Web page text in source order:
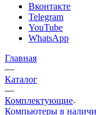
Вконтакте
Telegram
YouTube
WhatsApp
Главная
—
Каталог
—
Комплектующие
Компьютеры в